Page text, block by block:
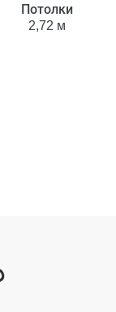
Потолки
2,72 м